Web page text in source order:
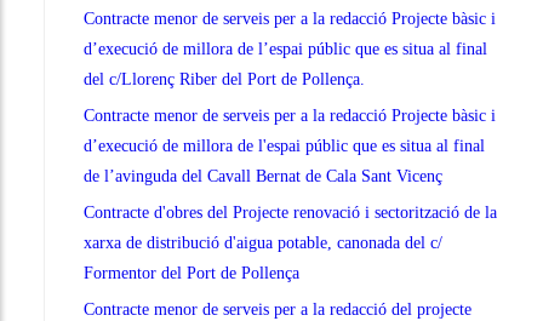
Contracte menor de serveis per a la redacció Projecte bàsic i
d’execució de millora de l’espai públic que es situa al final
del c/Llorenç Riber del Port de Pollença.
Contracte menor de serveis per a la redacció Projecte bàsic i
d’execució de millora de l'espai públic que es situa al final
de l’avinguda del Cavall Bernat de Cala Sant Vicenç
Contracte d'obres del Projecte renovació i sectorització de la
xarxa de distribució d'aigua potable, canonada del c/
Formentor del Port de Pollença
Contracte menor de serveis per a la redacció del projecte